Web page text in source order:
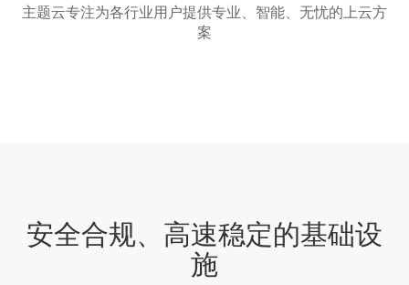
主题云专注为各行业用户提供专业、智能、无忧的上云方
案
安全合规、高速稳定的基础设
施